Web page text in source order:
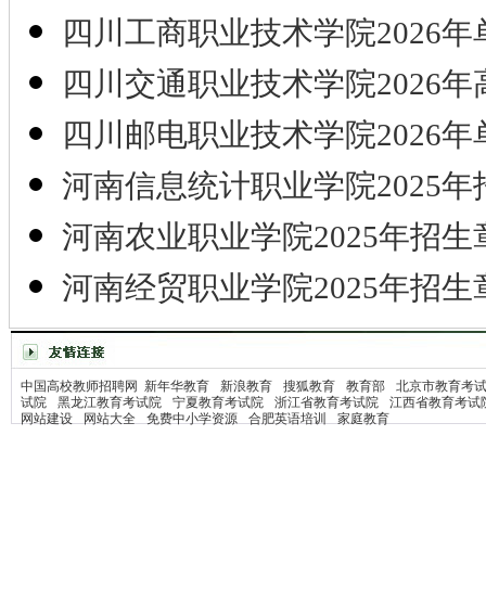
四川工商职业技术学院2026年
四川交通职业技术学院2026年
四川邮电职业技术学院2026年
河南信息统计职业学院2025年
河南农业职业学院2025年招生
河南经贸职业学院2025年招生
中国高校教师招聘网 新年华教育 新浪教育 搜狐教育 教育部
北京市教育考
试院
黑龙江教育考试院 宁夏教育考试院 浙江省教育考试院
江西省教育考试
网站建设
网站大全 免费中小学资源 合肥英语培训 家庭教育